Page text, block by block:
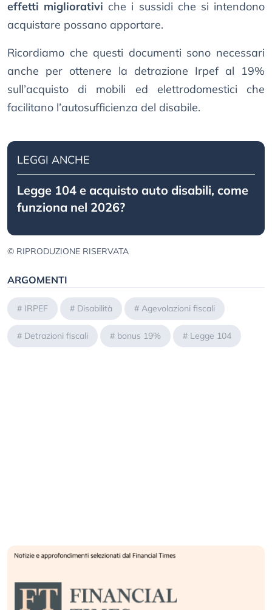
effetti migliorativi che i sussidi che si intendono
acquistare possano apportare.
Ricordiamo che questi documenti sono necessari
anche per ottenere la detrazione Irpef al 19%
sull’acquisto di mobili ed elettrodomestici che
facilitano l’autosufficienza del disabile.
LEGGI ANCHE
Legge 104 e acquisto auto disabili, come
funziona nel 2026?
© RIPRODUZIONE RISERVATA
ARGOMENTI
# IRPEF # Disabilità # Agevolazioni fiscali
# Detrazioni fiscali # bonus 19% # Legge 104